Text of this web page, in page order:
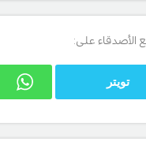
الأصدقاء على:
تويتر